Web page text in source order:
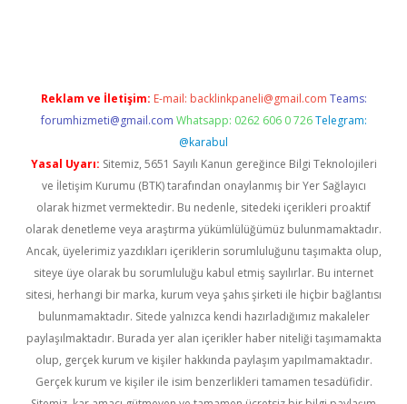
Reklam ve İletişim: E-mail: backlinkpaneli@gmail.com Teams:
forumhizmeti@gmail.com Whatsapp: 0262 606 0 726 Telegram:
@karabul
Yasal Uyarı: Sitemiz, 5651 Sayılı Kanun gereğince Bilgi Teknolojileri
ve İletişim Kurumu (BTK) tarafından onaylanmış bir Yer Sağlayıcı
olarak hizmet vermektedir. Bu nedenle, sitedeki içerikleri proaktif
olarak denetleme veya araştırma yükümlülüğümüz bulunmamaktadır.
Ancak, üyelerimiz yazdıkları içeriklerin sorumluluğunu taşımakta olup,
siteye üye olarak bu sorumluluğu kabul etmiş sayılırlar. Bu internet
sitesi, herhangi bir marka, kurum veya şahıs şirketi ile hiçbir bağlantısı
bulunmamaktadır. Sitede yalnızca kendi hazırladığımız makaleler
paylaşılmaktadır. Burada yer alan içerikler haber niteliği taşımamakta
olup, gerçek kurum ve kişiler hakkında paylaşım yapılmamaktadır.
Gerçek kurum ve kişiler ile isim benzerlikleri tamamen tesadüfidir.